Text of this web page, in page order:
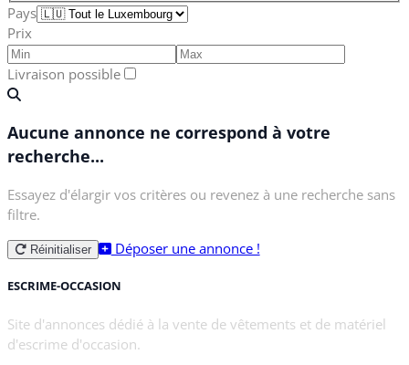
Pays
Prix
Livraison possible
Aucune annonce ne correspond à votre
recherche...
Essayez d'élargir vos critères ou revenez à une recherche sans
filtre.
Réinitialiser Déposer une annonce !
ESCRIME-OCCASION
Site d'annonces dédié à la vente de vêtements et de matériel
d'escrime d'occasion.